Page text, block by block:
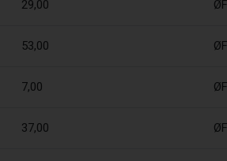
29,00 ØF
53,00 ØF
7,00 ØF
37,00 ØF